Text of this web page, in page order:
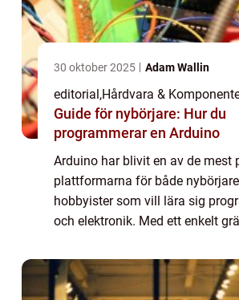
30 oktober 2025 Adam Wallin
editorial,Hårdvara &
Guide för nybörjare: Hur du
programmerar en Arduino
Arduino har blivit en av de mest
plattformarna för både
hobbyister som vill lära sig
och elektronik. Med ett enkelt
kan du ...